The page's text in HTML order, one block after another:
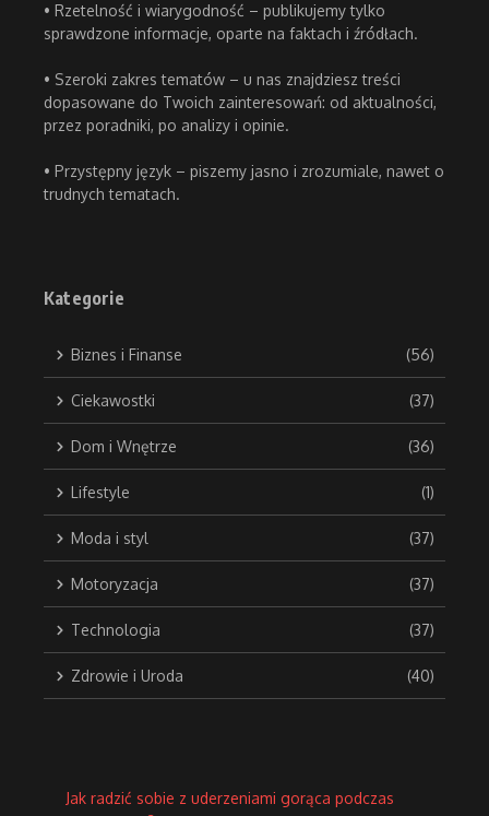
• Rzetelność i wiarygodność – publikujemy tylko
sprawdzone informacje, oparte na faktach i źródłach.
• Szeroki zakres tematów – u nas znajdziesz treści
dopasowane do Twoich zainteresowań: od aktualności,
przez poradniki, po analizy i opinie.
• Przystępny język – piszemy jasno i zrozumiale, nawet o
trudnych tematach.
Kategorie
Biznes i Finanse (56)
Ciekawostki (37)
Dom i Wnętrze (36)
Lifestyle (1)
Moda i styl (37)
Motoryzacja (37)
Technologia (37)
Zdrowie i Uroda (40)
Jak radzić sobie z uderzeniami gorąca podczas